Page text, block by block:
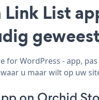
List
geweest
for WordPress - app,
u maar wilt op uw